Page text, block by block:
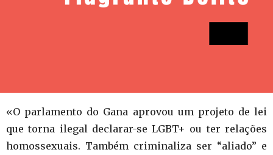
«O parlamento do Gana aprovou um projeto de lei
que torna ilegal declarar-se LGBT+ ou ter relações
homossexuais. Também criminaliza ser “aliado” e